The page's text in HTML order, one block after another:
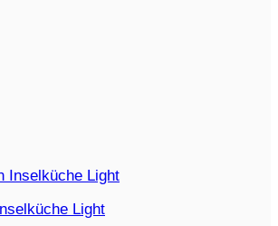
Light